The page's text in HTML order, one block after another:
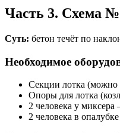
Часть 3. Схема
Суть: бетон течёт по
Необходимое
Секции лотка (можно
Опоры для лотка
2 человека у миксера
2 человека в